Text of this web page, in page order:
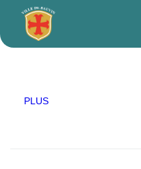
principal
PLUS